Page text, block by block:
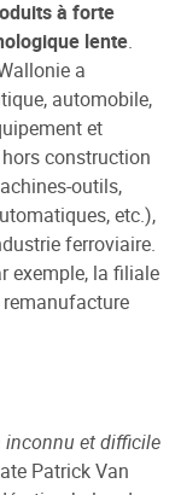
à forte
lente.
a
automobile,
et
construction
outils,
etc.),
ferroviaire.
exemple, la filiale
remanufacture
inconnu et difficile
Patrick Van